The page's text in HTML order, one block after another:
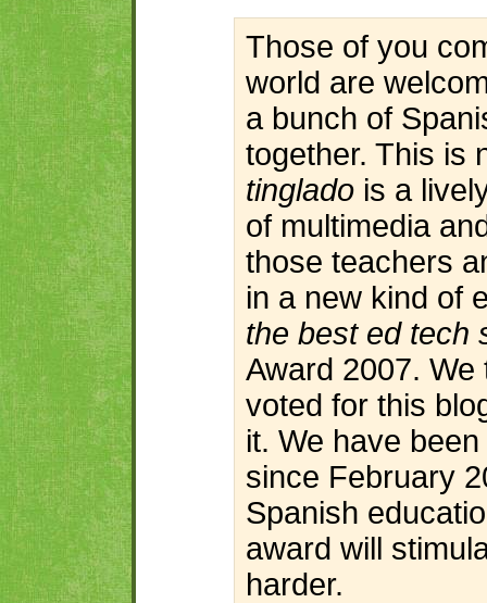
Those of you
world are
a bunch of
together. This is
tinglado is a
of multimedia
those teachers
in a new kind of
the best ed tech
Award 2007.
voted for this
it. We have
since February
Spanish
award will
harder.